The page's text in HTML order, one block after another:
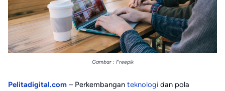
Gambar : Freepik
Pelitadigital.com – Perkembangan teknologi dan pola